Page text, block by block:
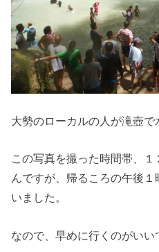
大勢のローカルの人が滝壺で
この写真を撮った時間帯、
んですが、帰るころの午後
いました。
なので、早めに行くのがいい